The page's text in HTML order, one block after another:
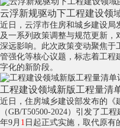
云浮新规驱动下工程建设领
近日，云浮市住房和城乡建设局
及一系列政策调整与规范更新
深远影响。此次政策变动聚焦于
管强化等核心议题，标志着工程
字化的新阶段。
工程建设领域新版工程量清
近日，住房城乡建设部发布的《
（GB/T50500-2024）引发了工
年9月 1 日起正式实施，取代原有